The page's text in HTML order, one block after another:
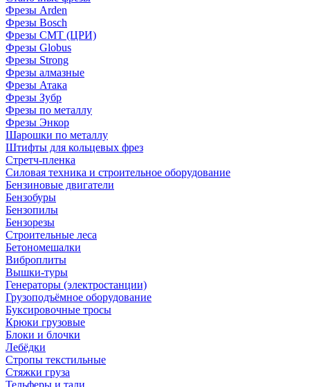
Фрезы Arden
Фрезы Bosch
Фрезы CMT (ЦРИ)
Фрезы Globus
Фрезы Strong
Фрезы алмазные
Фрезы Атака
Фрезы Зубр
Фрезы по металлу
Фрезы Энкор
Шарошки по металлу
Штифты для кольцевых фрез
Стретч-пленка
Силовая техника и строительное оборудование
Бензиновые двигатели
Бензобуры
Бензопилы
Бензорезы
Строительные леса
Бетономешалки
Виброплиты
Вышки-туры
Генераторы (электростанции)
Грузоподъёмное оборудование
Буксировочные тросы
Крюки грузовые
Блоки и блочки
Лебёдки
Стропы текстильные
Стяжки груза
Тельферы и тали